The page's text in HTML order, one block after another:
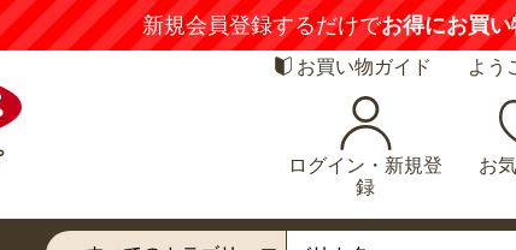
新規会員登録するだけでお得にお買い
お買い物ガイド よう
ログイン・新規登
録
お